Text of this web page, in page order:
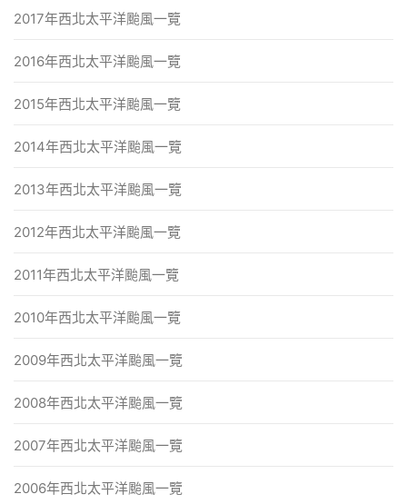
2017年西北太平洋颱風一覽
2016年西北太平洋颱風一覽
2015年西北太平洋颱風一覽
2014年西北太平洋颱風一覽
2013年西北太平洋颱風一覽
2012年西北太平洋颱風一覽
2011年西北太平洋颱風一覽
2010年西北太平洋颱風一覽
2009年西北太平洋颱風一覽
2008年西北太平洋颱風一覽
2007年西北太平洋颱風一覽
2006年西北太平洋颱風一覽